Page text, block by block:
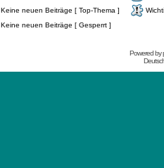
Keine neuen Beiträge [ Top-Thema ]
Keine neuen Beiträge [ Gesperrt ]
Powered by